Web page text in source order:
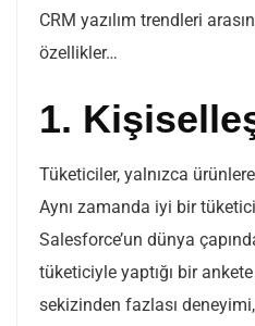
CRM yazılım trendleri
özellikler…
1.
Tüketiciler, yalnızca
Aynı zamanda iyi bir
Salesforce’un dünya
tüketiciyle yaptığı bir
sekizinden fazlası